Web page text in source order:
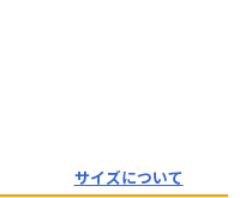
サイズについて